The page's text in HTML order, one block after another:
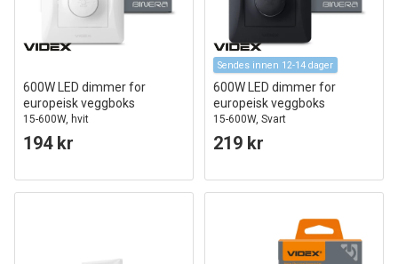
600W LED dimmer for
europeisk veggboks
15-600W, hvit
194 kr
Sendes innen 12-14 dager
600W LED dimmer for
europeisk veggboks
15-600W, Svart
219 kr